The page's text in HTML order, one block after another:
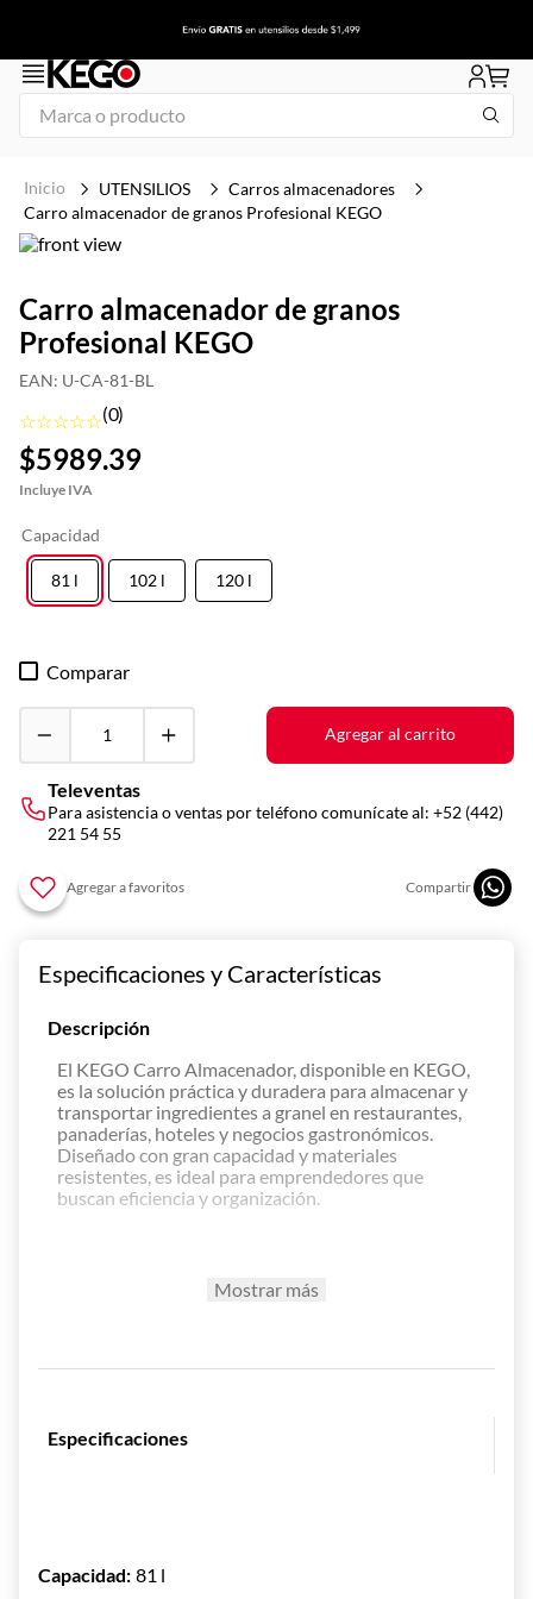
Marca o producto
UTENSILIOS
Carros almacenadores
Carro almacenador de granos Profesional KEGO
Carro almacenador de granos
Profesional KEGO
EAN: U-CA-81-BL
☆☆☆☆☆(0)
$5989.39
Capacidad
81 l 102 l 120 l
Comparar
Agregar al carrito
Televentas
Para asistencia o ventas por teléfono comunícate al: +52 (442)
221 54 55
Especificaciones y Características
Descripción
El KEGO Carro Almacenador, disponible en KEGO,
es la solución práctica y duradera para almacenar y
transportar ingredientes a granel en restaurantes,
panaderías, hoteles y negocios gastronómicos.
Diseñado con gran capacidad y materiales
resistentes, es ideal para emprendedores que
buscan eficiencia y organización.
ingredientes a granel.
Práctico para uso en restaurantes,
higiénico y resistente.
Mostrar más
Especificaciones
Capacidad: 81 l
2.
congelador
3.
plancha
4
freidora
5.
mesa refrigerada
6.
1
7.
icehaus
8.
insertos
9.
parrilla
10. vitrina